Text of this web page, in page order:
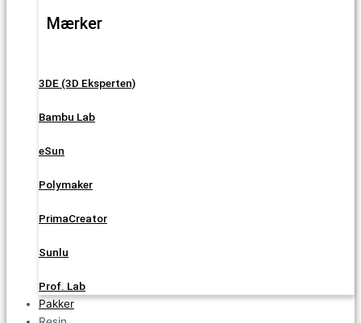
Mærker
3DE (3D Eksperten)
Bambu Lab
eSun
Polymaker
PrimaCreator
Sunlu
Prof. Lab
Pakker